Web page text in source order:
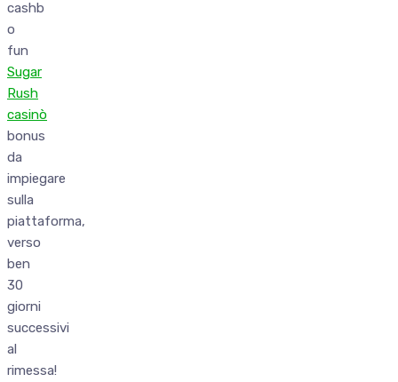
cashb
o
fun
Sugar
Rush
casinò
bonus
da
impiegare
sulla
piattaforma,
verso
ben
30
giorni
successivi
al
rimessa!